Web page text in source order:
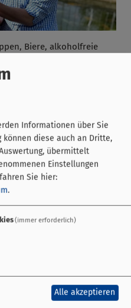
Biere, alkoholfreie
Festzelt.
und kaufen.
bis 19:00 Uhr.
Informationen über Sie
diese auch an Dritte,
übermittelt
Einstellungen
Sie hier:
.
(immer erforderlich)
Alle akzeptieren